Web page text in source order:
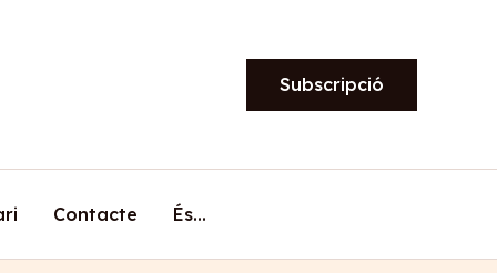
Subscripció
Contacte És…